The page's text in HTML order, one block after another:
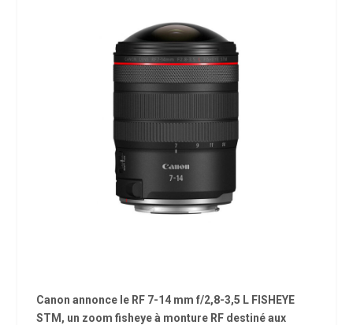
Canon annonce le RF 7-14 mm f/2,8-3,5 L FISHEYE
STM, un zoom fisheye à monture RF destiné aux